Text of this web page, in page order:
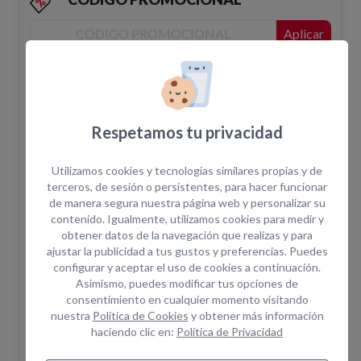
Aplicar
Realizar pedido
Añadir a la cesta
Disponibilidad
El pedido en la web no confirma la disponibilidad
del equipo. Una vez realizada la solicitud un
asesor le confirmará disponibilidad.
Respetamos tu privacidad
Utilizamos cookies y tecnologías similares propias y de
terceros, de sesión o persistentes, para hacer funcionar
de manera segura nuestra página web y personalizar su
contenido. Igualmente, utilizamos cookies para medir y
obtener datos de la navegación que realizas y para
ajustar la publicidad a tus gustos y preferencias. Puedes
configurar y aceptar el uso de cookies a continuación.
Asimismo, puedes modificar tus opciones de
consentimiento en cualquier momento visitando
nuestra Política de Cookies y obtener más información
haciendo clic en: Política de Privacidad